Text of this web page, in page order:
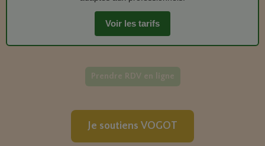
Voir les tarifs
Prendre RDV en ligne
Je soutiens VOGOT